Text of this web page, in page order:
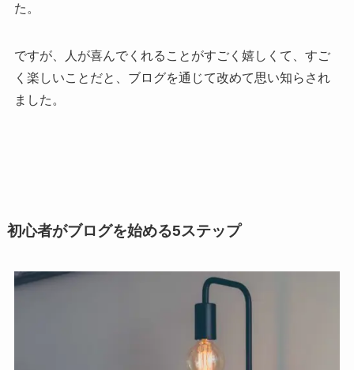
た。
ですが、人が喜んでくれることがすごく嬉しくて、すご
く楽しいことだと、ブログを通じて改めて思い知らされ
ました。
初心者がブログを始める5ステップ